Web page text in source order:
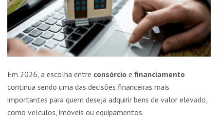
Em 2026, a escolha entre consórcio e financiamento
continua sendo uma das decisões financeiras mais
importantes para quem deseja adquirir bens de valor elevado,
como veículos, imóveis ou equipamentos.